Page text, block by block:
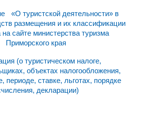
«О туристской деятельности» в
размещения и их классификации
сайте министерства туризма
Приморского края
(о туристическом налоге,
объектах налогообложения,
периоде, ставке, льготах, порядке
декларации)